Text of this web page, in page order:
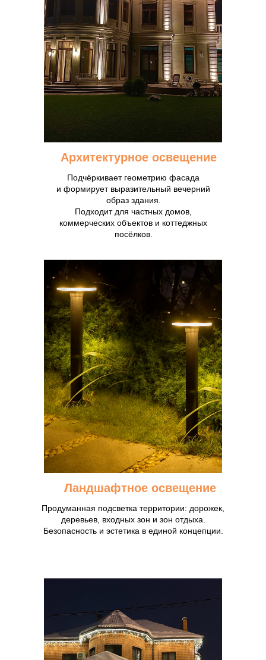
Подчёркивает геометрию фасада
и формирует выразительный вечерний
образ здания.
Подходит для частных домов,
коммерческих объектов и коттеджных
посёлков.
Архитектурное освещение
Продуманная подсветка территории: дорожек,
деревьев, входных зон и зон отдыха.
Безопасность и эстетика в единой концепции.
Ландшафтное освещение